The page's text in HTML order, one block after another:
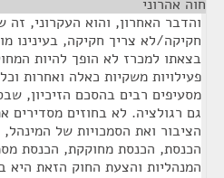
חוה אהרוני
והדבר האחרון, והוא העקרוני, זה
חקיקה/לא צריך חקיקה, בעינינו
בצאתו למכרז לא הופך להיות
פעילויות משקיות כאלה ואחרות
מסעיפים רבים בהסכם הזיכיון,
גם רגולציה. לא בחוזים מסדירים
הציבור ואת הסמכויות של המינהל,
הכנסת, הכנסת מחוקקת, הכנסת
המנהליות והצעת החוק הזאת היא